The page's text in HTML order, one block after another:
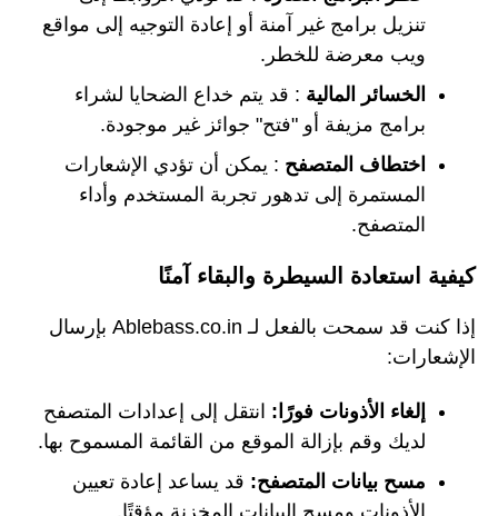
تنزيل برامج غير آمنة أو إعادة التوجيه إلى مواقع
ويب معرضة للخطر.
الخسائر المالية : قد يتم خداع الضحايا لشراء
برامج مزيفة أو "فتح" جوائز غير موجودة.
اختطاف المتصفح : يمكن أن تؤدي الإشعارات
المستمرة إلى تدهور تجربة المستخدم وأداء
المتصفح.
كيفية استعادة السيطرة والبقاء آمنًا
إذا كنت قد سمحت بالفعل لـ Ablebass.co.in بإرسال
الإشعارات:
إلغاء الأذونات فورًا: انتقل إلى إعدادات المتصفح
لديك وقم بإزالة الموقع من القائمة المسموح بها.
مسح بيانات المتصفح: قد يساعد إعادة تعيين
الأذونات ومسح البيانات المخزنة مؤقتًا.